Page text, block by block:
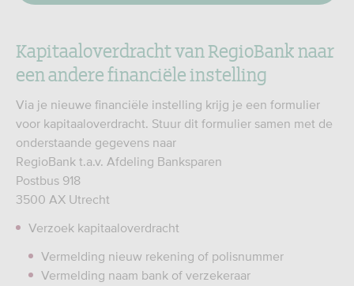
Kapitaaloverdracht van RegioBank naar
een andere financiële instelling
Via je nieuwe financiële instelling krijg je een formulier
voor kapitaaloverdracht. Stuur dit formulier samen met de
onderstaande gegevens naar
RegioBank t.a.v. Afdeling Banksparen
Postbus 918
3500 AX Utrecht
Verzoek kapitaaloverdracht
Vermelding nieuw rekening of polisnummer
Vermelding naam bank of verzekeraar